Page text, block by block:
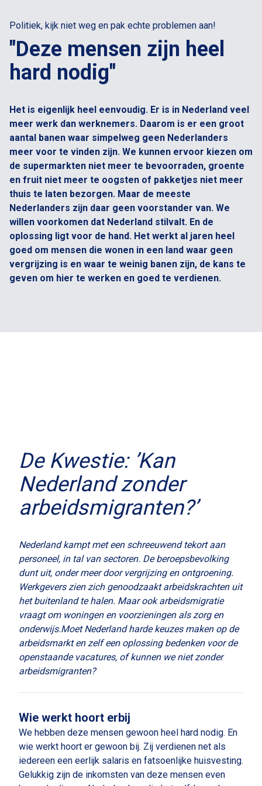
Politiek, kijk niet weg en pak echte problemen aan!
"Deze mensen zijn heel
hard nodig"
Het is eigenlijk heel eenvoudig. Er is in Nederland veel
meer werk dan werknemers. Daarom is er een groot
aantal banen waar simpelweg geen Nederlanders
meer voor te vinden zijn. We kunnen ervoor kiezen om
de supermarkten niet meer te bevoorraden, groente
en fruit niet meer te oogsten of pakketjes niet meer
thuis te laten bezorgen. Maar de meeste
Nederlanders zijn daar geen voorstander van. We
willen voorkomen dat Nederland stilvalt. En de
oplossing ligt voor de hand. Het werkt al jaren heel
goed om mensen die wonen in een land waar geen
vergrijzing is en waar te weinig banen zijn, de kans te
geven om hier te werken en goed te verdienen.
De Kwestie: ’Kan
Nederland zonder
arbeidsmigranten?’
Nederland kampt met een schreeuwend tekort aan
personeel, in tal van sectoren. De beroepsbevolking
dunt uit, onder meer door vergrijzing en ontgroening.
Werkgevers zien zich genoodzaakt arbeidskrachten uit
het buitenland te halen. Maar ook arbeidsmigratie
vraagt om woningen en voorzieningen als zorg en
onderwijs.Moet Nederland harde keuzes maken op de
arbeidsmarkt en zelf een oplossing bedenken voor de
openstaande vacatures, of kunnen we niet zonder
arbeidsmigranten?
Wie werkt hoort erbij
We hebben deze mensen gewoon heel hard nodig. En
wie werkt hoort er gewoon bij. Zij verdienen net als
iedereen een eerlijk salaris en fatsoenlijke huisvesting.
Gelukkig zijn de inkomsten van deze mensen even